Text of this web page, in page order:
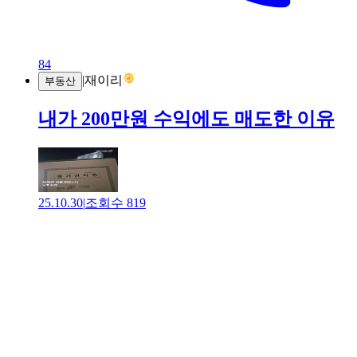
84
부동산 |재이리
내가 200만원 수익에도 매도한 이유
25.10.30|조회수 819